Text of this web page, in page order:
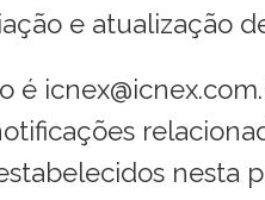
e atualização
nesta